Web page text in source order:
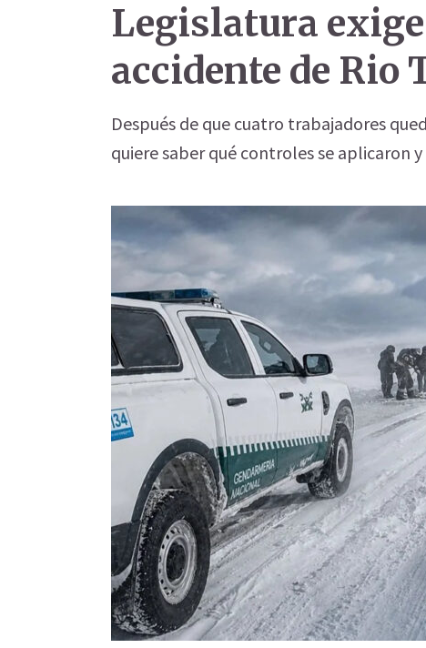
Legislatura
accidente de Rio
Después de que cuatro trabajadores
quiere saber qué controles se aplicaron